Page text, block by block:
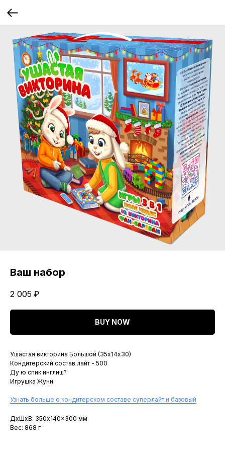
Ваш набор
2 005 ₽
BUY NOW
Ушастая викторина Большой (35х14х30)
Кондитерский состав лайт - 500
Ду ю спик инглиш?
Игрушка Жуни
Узнать больше о кондитерском составе суперлайт и базовый
ДxШxВ: 350x140x300 мм
Вес: 868 г